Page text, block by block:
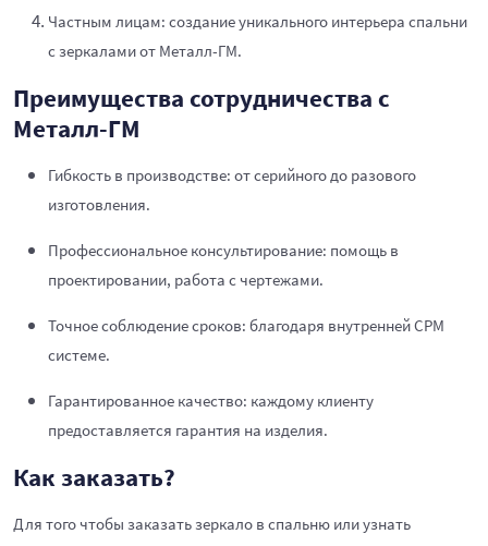
Частным лицам: создание уникального интерьера спальни
с зеркалами от Металл-ГМ.
Преимущества сотрудничества с
Металл-ГМ
Гибкость в производстве: от серийного до разового
изготовления.
Профессиональное консультирование: помощь в
проектировании, работа с чертежами.
Точное соблюдение сроков: благодаря внутренней СРМ
системе.
Гарантированное качество: каждому клиенту
предоставляется гарантия на изделия.
Как заказать?
Для того чтобы заказать зеркало в спальню или узнать